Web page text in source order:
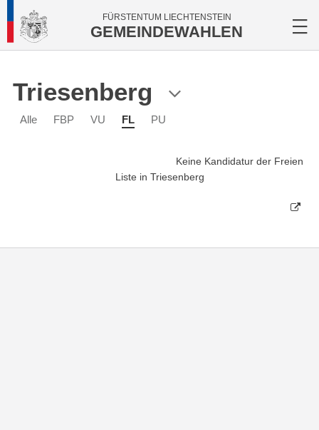
FÜRSTENTUM LIECHTENSTEIN
GEMEINDEWAHLEN
Triesenberg
Alle FBP VU FL PU
Keine Kandidatur der Freien
Liste in Triesenberg